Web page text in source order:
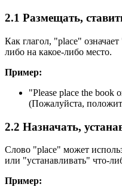
2.1 Размещать,
Как глагол, "place"
либо на какое-либо место.
Пример:
"Please place the book
(Пожалуйста,
2.2 Назначать,
Слово "place" может
или "устанавливать" что-
Пример: